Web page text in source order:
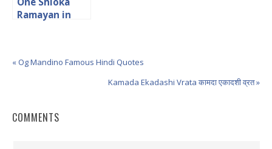
Ramayan in
« Og Mandino Famous Hindi Quotes
Kamada Ekadashi Vrata कामदा एकादशी व्रत »
COMMENTS